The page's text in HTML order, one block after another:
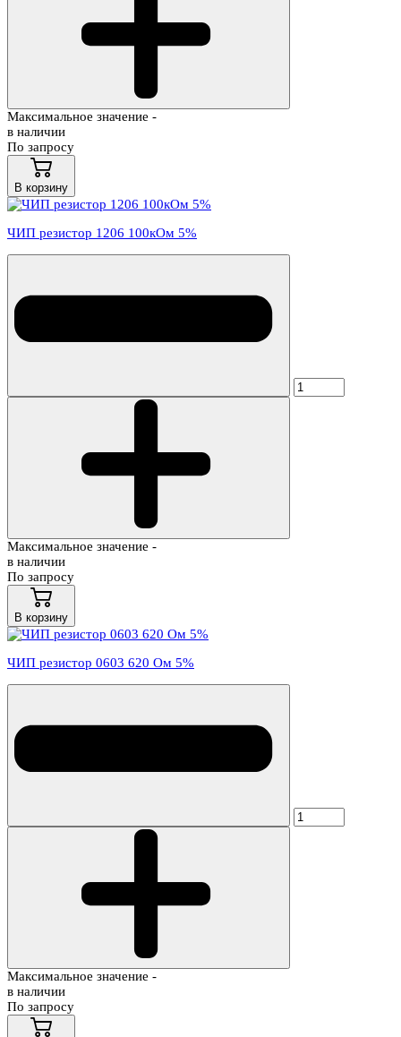
Максимальное значение -
в наличии
По запросу
В корзину
ЧИП резистор 1206 100кОм 5%
Максимальное значение -
в наличии
По запросу
В корзину
ЧИП резистор 0603 620 Ом 5%
Максимальное значение -
в наличии
По запросу